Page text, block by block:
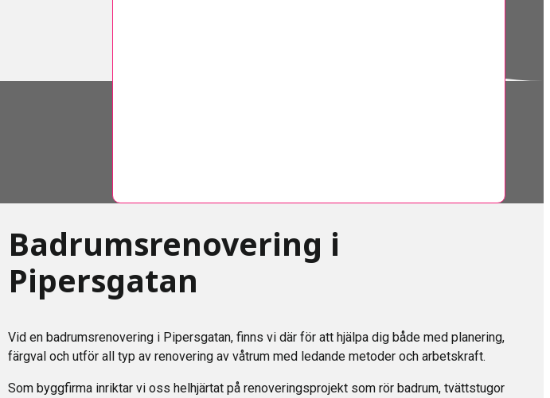
Badrumsrenovering i
Pipersgatan
Vid en badrumsrenovering i Pipersgatan, finns vi där för att hjälpa dig både med planering,
färgval och utför all typ av renovering av våtrum med ledande metoder och arbetskraft.
Som byggfirma inriktar vi oss helhjärtat på renoveringsprojekt som rör badrum, tvättstugor